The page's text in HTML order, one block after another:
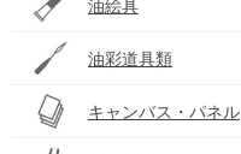
油絵具
油彩道具類
キャンバス・パネル